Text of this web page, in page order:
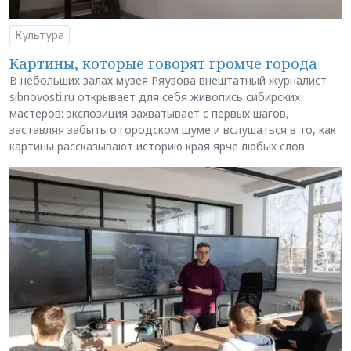
Культура
Картины, которые говорят громче города
В небольших залах музея Ряузова внештатный журналист
sibnovosti.ru открывает для себя живопись сибирских
мастеров: экспозиция захватывает с первых шагов,
заставляя забыть о городском шуме и вслушаться в то, как
картины рассказывают историю края ярче любых слов